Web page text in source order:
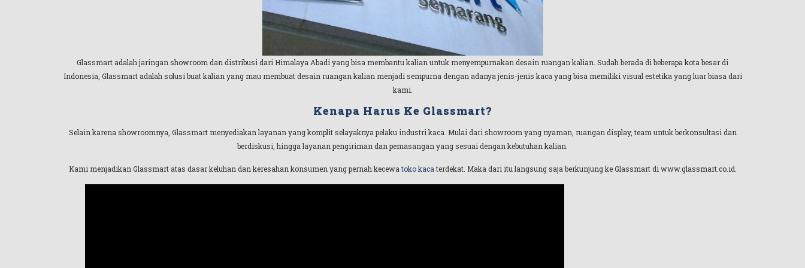
Glassmart adalah jaringan showroom dan distribusi dari Himalaya Abadi yang bisa membantu kalian untuk menyempurnakan desain ruangan kalian. Sudah berada di beberapa kota besar di
Indonesia, Glassmart adalah solusi buat kalian yang mau membuat desain ruangan kalian menjadi sempurna dengan adanya jenis-jenis kaca yang bisa memiliki visual estetika yang luar biasa dari
kami.
Kenapa Harus Ke Glassmart?
Selain karena showroomnya, Glassmart menyediakan layanan yang komplit selayaknya pelaku industri kaca. Mulai dari showroom yang nyaman, ruangan display, team untuk berkonsultasi dan
berdiskusi, hingga layanan pengiriman dan pemasangan yang sesuai dengan kebutuhan kalian.
Kami menjadikan Glassmart atas dasar keluhan dan keresahan konsumen yang pernah kecewatoko kacaterdekat. Maka dari itu langsung saja berkunjung ke Glassmart di www.glassmart.co.id.